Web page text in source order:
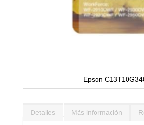
Epson
comienzo
Detalles Más información